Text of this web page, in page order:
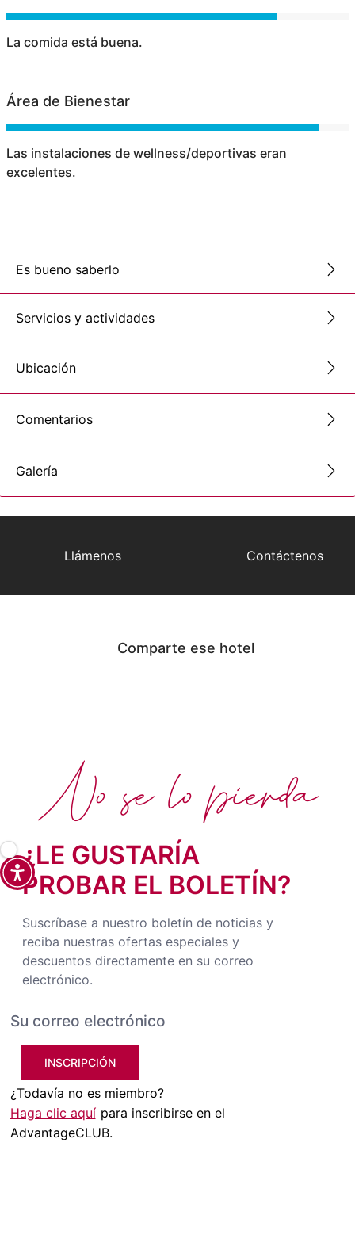
La comida está buena.
Área de Bienestar
Las instalaciones de wellness/deportivas eran
excelentes.
Es bueno saberlo
Servicios y actividades
Ubicación
Comentarios
Galería
Llámenos Contáctenos
Comparte ese hotel
¿LE GUSTARÍA
PROBAR EL BOLETÍN?
Suscríbase a nuestro boletín de noticias y
reciba nuestras ofertas especiales y
descuentos directamente en su correo
electrónico.
INSCRIPCIÓN
¿Todavía no es miembro?
Haga clic aquí para inscribirse en el
AdvantageCLUB.
No se lo pierda